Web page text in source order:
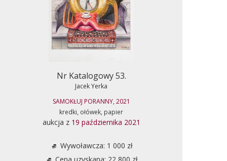
Nr Katalogowy 53.
Jacek Yerka
SAMOKŁUJ PORANNY, 2021
kredki, ołówek, papier
aukcja z 19 października 2021
Wywoławcza: 1 000 zł